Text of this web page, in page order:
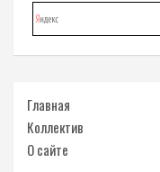
Главная
Коллектив
О сайте